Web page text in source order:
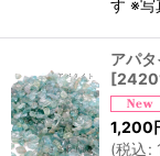
す ※写
アパ
[
1,200
(税込: